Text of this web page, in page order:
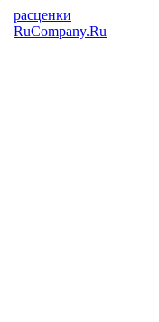
расценки
RuCompany.Ru